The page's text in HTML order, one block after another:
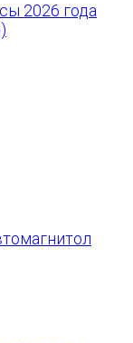
2026 года